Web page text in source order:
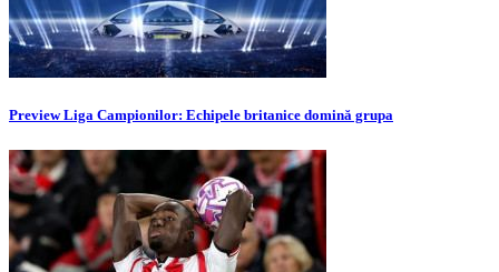
Preview Liga Campionilor: Echipele britanice domină grupa